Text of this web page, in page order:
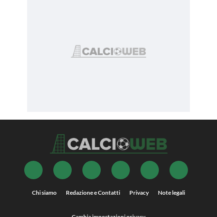
Chi siamo Redazione e Contatti Privacy Note legali